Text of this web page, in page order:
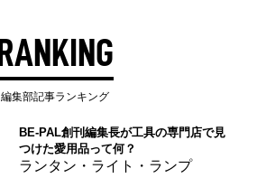
RANKING
編集部記事ランキング
BE-PAL創刊編集長が工具の専門店で見
つけた愛用品って何？
ランタン・ライト・ランプ